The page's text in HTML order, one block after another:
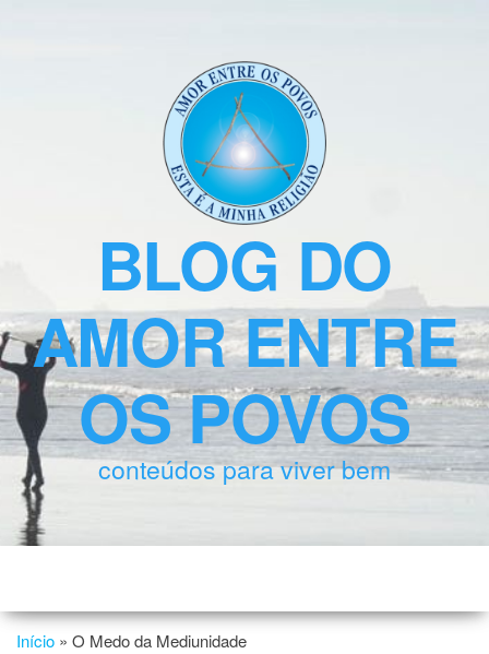
BLOG DO
AMOR ENTRE
OS POVOS
conteúdos para viver bem
Início » O Medo da Mediunidade